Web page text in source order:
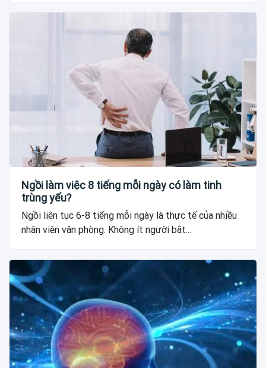
Ngồi làm việc 8 tiếng mỗi ngày có làm tinh
trùng yếu?
Ngồi liên tục 6-8 tiếng mỗi ngày là thực tế của nhiều
nhân viên văn phòng. Không ít người bắt...